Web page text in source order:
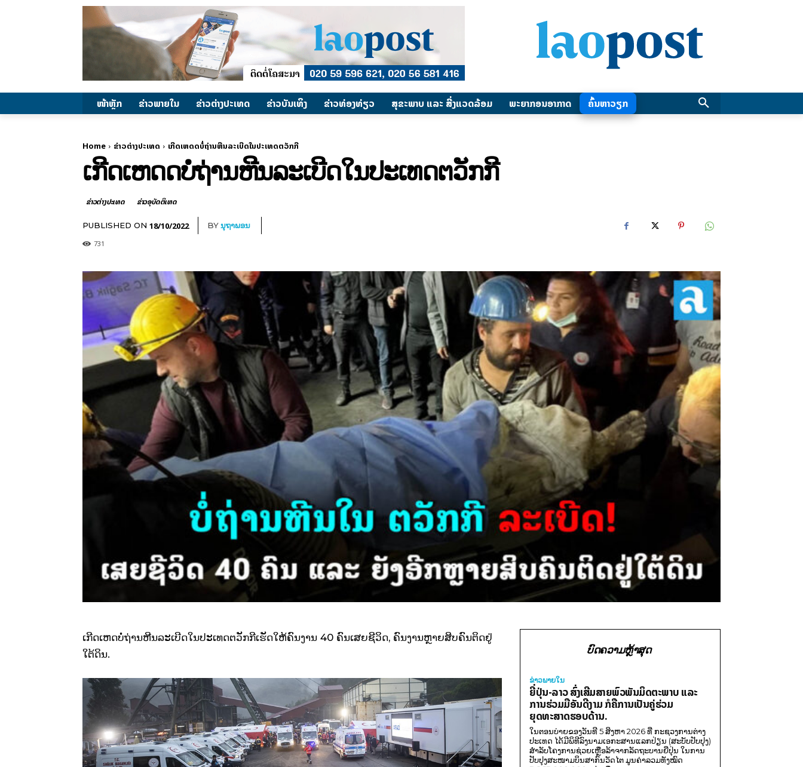
ໜ້າຫຼັກ ຂ່າວພາຍ​ໃນ ຂ່າວຕ່າງປະເທດ ​ຂ່າວບັນເທິງ ​ຂ່າວທ່ອງທ່ຽວ ສຸຂະພາບ ແລະ ສີ່ງແວດລ້ອມ ພະຍາກອນອາກາດ ຄົ້ນຫາວຽກ
Home ຂ່າວຕ່າງປະເທດ ເກີດເຫດດບໍ່ຖ່ານຫີນລະເບີດໃນປະເທດຕວັກກີ
ເກີດເຫດດບໍ່ຖ່ານຫີນລະເບີດໃນປະເທດຕວັກກີ
ຂ່າວຕ່າງປະເທດ ຂ່າວອຸບັດຕິເຫດ
PUBLISHED ON 18/10/2022 BYນຸຖາພອນ
731
ເກີດເຫດບໍ່ຖ່ານຫີນລະເບີດໃນປະເທດຕວັກກີເຮັດໃຫ້ຄົນງານ 40 ຄົນເສຍຊີວິດ, ຄົນງານຫຼາຍສິບຄົນຕິດຢູ່
ໃຕ້ດິນ.
ບົດຄວາມຫຼ້າສຸດ
ຂ່າວພາຍ​ໃນ
ຍີ່ປຸ່ນ-ລາວ ສົ່ງເສີມສາຍພົວພັນມິດຕະພາບ ແລະ
ການຮ່ວມມືອັນດີງາມ ກໍຄືການເປັນຄູ່ຮ່ວມ
ຍຸດທະສາດຮອບດ້ານ.
ໃນຕອນບ່າຍຂອງວັນທີ 5 ສິງຫາ 2026 ທີ່ ກະຊວງການຕ່າງ
ປະເທດ ໄດ້ມີພິທີລົງນາມເອກະສານແລກປ່ຽນ (ສະບັບປັບປຸງ)
ສໍາລັບໂຄງການຊ່ວຍເຫຼືອລ້າຈາກລັດຖະບານຍີ່ປຸ່ນ ໃນການ
ປັບປຸງສະໜາມບິນສາກົນວັດໄຕ ມູນຄ່າລວມທັງໝົດ